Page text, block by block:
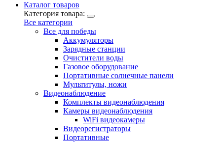
Каталог товаров
Категория товара:
Все категории
Все для победы
Аккумуляторы
Зарядные станции
Очистители воды
Газовое оборудование
Портативные солнечные панели
Мультитулы, ножи
Видеонаблюдение
Комплекты видеонаблюдения
Камеры видеонаблюдения
WiFi видеокамеры
Видеорегистраторы
Портативные